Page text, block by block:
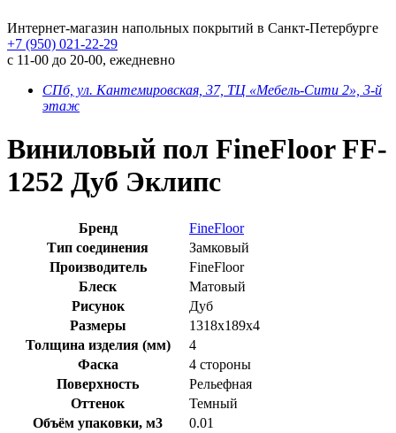
Интернет-магазин напольных покрытий в Санкт-Петербурге
+7 (950) 021-22-29
с 11-00 до 20-00, ежедневно
СПб, ул. Кантемировская, 37, ТЦ «Мебель-Сити 2», 3-й
этаж
Виниловый пол FineFloor FF-
1252 Дуб Эклипс
Бренд
FineFloor
Тип соединения
Замковый
Производитель
FineFloor
Блеск
Матовый
Рисунок
Дуб
Размеры
1318x189x4
Толщина изделия (мм)
4
Фаска
4 стороны
Поверхность
Рельефная
Оттенок
Темный
Объём упаковки, м3
0.01